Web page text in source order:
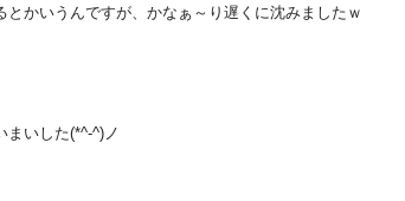
かいうんですが、かなぁ～り遅くに沈みましたｗ
まいした(*^-^)ノ